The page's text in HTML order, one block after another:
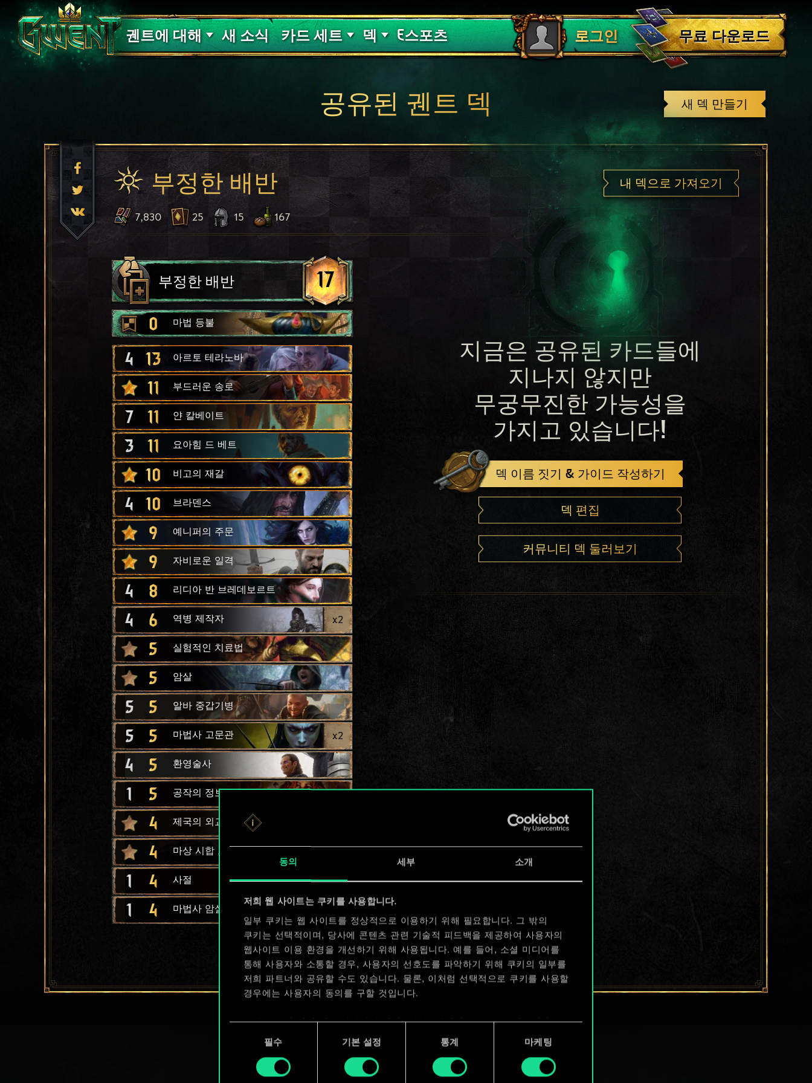
동의 세부 소개
저희 웹 사이트는 쿠키를 사용합니다.
일부 쿠키는 웹 사이트를 정상적으로 이용하기 위해 필요합니다. 그 밖의
쿠키는 선택적이며, 당사에 콘텐츠 관련 기술적 피드백을 제공하여 사용자의
웹사이트 이용 환경을 개선하기 위해 사용됩니다. 예를 들어, 소셜 미디어를
통해 사용자와 소통할 경우, 사용자의 선호도를 파악하기 위해 쿠키의 일부를
저희 파트너와 공유할 수도 있습니다. 물론, 이처럼 선택적으로 쿠키를 사용할
경우에는 사용자의 동의를 구할 것입니다.
쿠키 사용에 관한 세부 사항이나 관련 설정은 아래의 "Settings" 메뉴에서
확인할 수 있습니다.
필수 기본 설정 통계 마케팅
궨트에 대해
고객 지원
새 소식 카드 세트
핏빛 저주
덱
덱 가이드
E스포츠 로그인
로그아웃
무료 다운로드
새 덱 만들기
공유된 궨트 덱
부정한 배반 내 덱으로 가져오기
7,830 25 15 167
부정한 배반 17
0 마법 등불
4 13 아르토 테라노바
11 부드러운 송로
7 11 얀 칼베이트
3 11 요아힘 드 베트
10 비고의 재갈
4 10 브라덴스
9 예니퍼의 주문
9 자비로운 일격
4 8 리디아 반 브레데보르트
4 6 역병 제작자 x2
5 실험적인 치료법
5 암살
5 5 알바 중갑기병
5 5 마법사 고문관 x2
4 5 환영술사
1 5 공작의 정보원
4 제국의 외교
4 마상 시합 토너먼트
1 4 사절
1 4 마법사 암살자
지금은 공유된 카드들에
지나지 않지만
무궁무진한 가능성을
가지고 있습니다!
덱 이름 짓기 & 가이드 작성하기
덱 편집
커뮤니티 덱 둘러보기